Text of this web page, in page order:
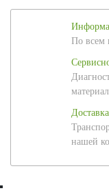
По всем
нашей